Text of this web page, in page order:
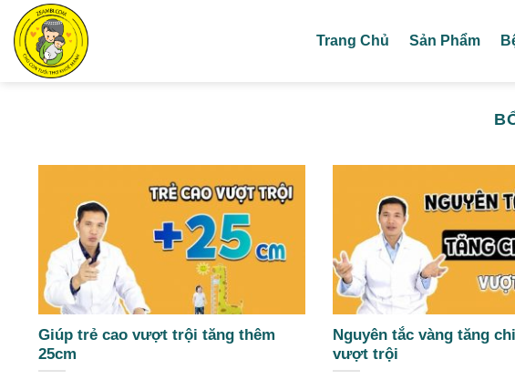
Skip
content
Trang Chủ Sản Phẩm
Giúp trẻ cao vượt trội tăng thêm
25cm
Nguyên tắc vàng tăng
vượt trội